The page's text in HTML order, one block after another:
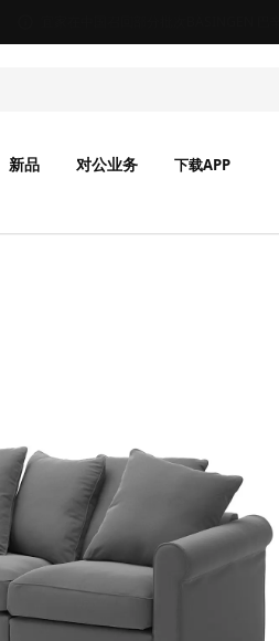
新品 对公业务 下载APP